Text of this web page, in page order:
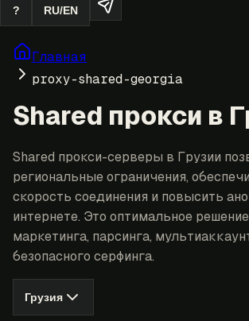
? RU/EN
Главная
proxy-shared-georgia
Shared прокси в
Shared прокси-серверы в Грузии
региональные ограничения,
скорость соединения и повысить
интернете. Это оптимальное
маркетинга, парсинга,
безопасного серфинга.
Грузия